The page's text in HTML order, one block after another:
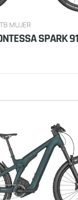
MUJER
SPARK